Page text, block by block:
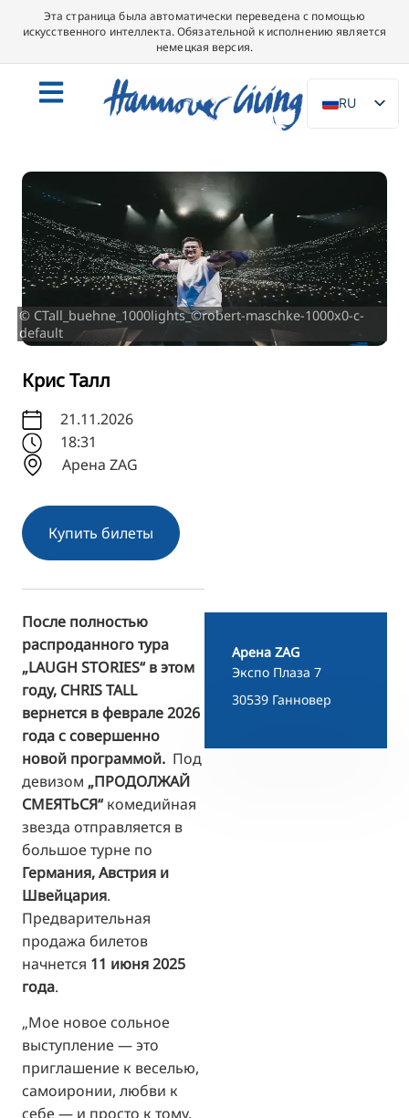
Эта страница была автоматически переведена с помощью
искусственного интеллекта. Обязательной к исполнению является
немецкая версия.
RU
DE
PL
ES
IT
DA
SV
BG
© CTall_buehne_1000lights_©robert-maschke-1000x0-c-
default
Крис Талл
21.11.2026
18:31
Арена ZAG
Купить билеты
После полностью
распроданного тура
„LAUGH STORIES“ в этом
году, CHRIS TALL
вернется в феврале 2026
года с совершенно
новой программой. Под
девизом „ПРОДОЛЖАЙ
СМЕЯТЬСЯ“комедийная
звезда отправляется в
большое турне по
Германия, Австрия и
Швейцария.
Предварительная
продажа билетов
начнется 11 июня 2025
года.
„Мое новое сольное
выступление — это
приглашение к веселью,
самоиронии, любви к
себе — и просто к тому,
Арена ZAG
Экспо Плаза 7
30539 Ганновер